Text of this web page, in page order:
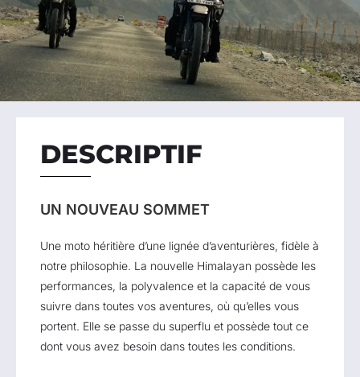
DESCRIPTIF
UN NOUVEAU SOMMET
Une moto héritière d’une lignée d’aventurières, fidèle à
notre philosophie. La nouvelle Himalayan possède les
performances, la polyvalence et la capacité de vous
suivre dans toutes vos aventures, où qu’elles vous
portent. Elle se passe du superflu et possède tout ce
dont vous avez besoin dans toutes les conditions.